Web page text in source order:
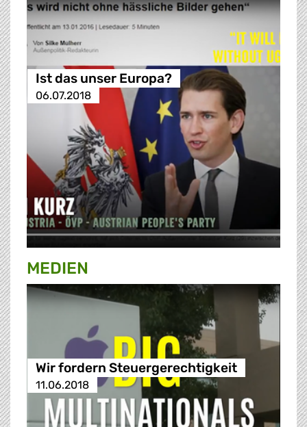
Ist das unser Europa?
06.07.2018
MEDIEN
Wir fordern Steuergerechtigkeit
11.06.2018